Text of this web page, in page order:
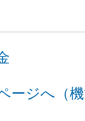
ージへ（